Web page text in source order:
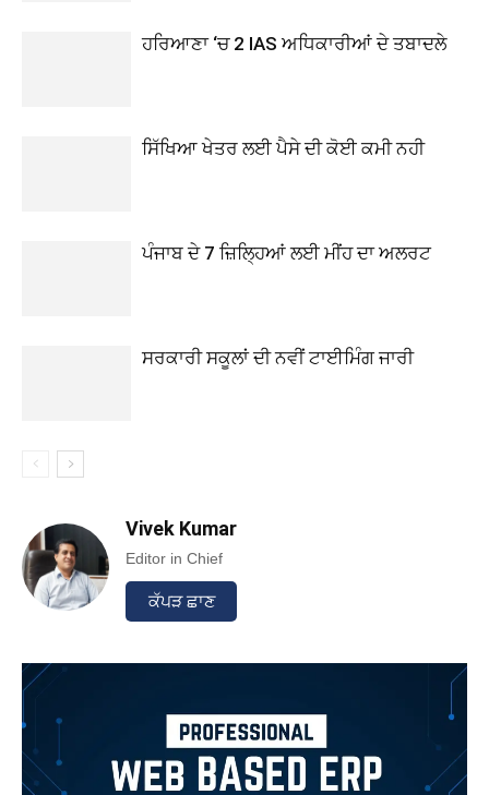
ਹਰਿਆਣਾ ‘ਚ 2 IAS ਅਧਿਕਾਰੀਆਂ ਦੇ ਤਬਾਦਲੇ
ਸਿੱਖਿਆ ਖੇਤਰ ਲਈ ਪੈਸੇ ਦੀ ਕੋਈ ਕਮੀ ਨਹੀ
ਪੰਜਾਬ ਦੇ 7 ਜ਼ਿਲ੍ਹਿਆਂ ਲਈ ਮੀਂਹ ਦਾ ਅਲਰਟ
ਸਰਕਾਰੀ ਸਕੂਲਾਂ ਦੀ ਨਵੀਂ ਟਾਈਮਿੰਗ ਜਾਰੀ
Vivek Kumar
Editor in Chief
ਕੱਪੜ ਛਾਣ